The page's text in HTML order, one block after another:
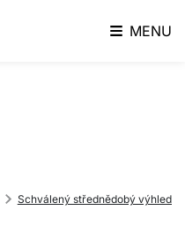
MENU
Schválený střednědobý výhled